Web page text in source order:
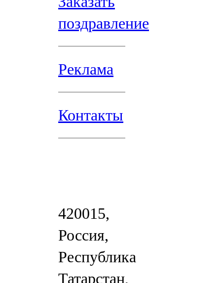
поздравление
Реклама
Контакты
420015,
Россия,
Республика
Татарстан,